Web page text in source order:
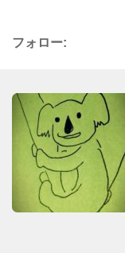
フォロー: